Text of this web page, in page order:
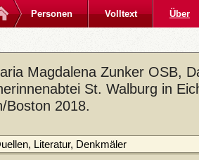
Personen Volltext Über
Magdalena Zunker OSB,
St. Walburg in
Boston 2018.